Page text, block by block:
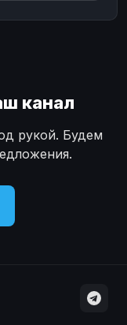
канал
рукой. Будем